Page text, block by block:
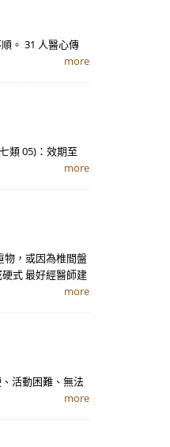
。 31 人醫心傳
more
類 05)：效期至
more
物，或因為椎間盤
式 最好經醫師建
more
活動困難、無法
more